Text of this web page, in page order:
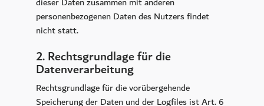
personenbezogenen Daten des Nutzers findet
nicht statt.
2. Rechtsgrundlage für die
Datenverarbeitung
Rechtsgrundlage für die vorübergehende
Speicherung der Daten und der Logfiles ist Art. 6